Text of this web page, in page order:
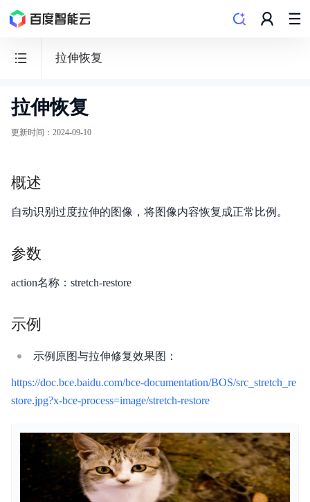
拉伸恢复
BOS
对
储
安全与合规
产品描述
产品定价
视频专区
控制台操作指南
拉伸恢复
更新时间 ： 2024-09-10
概述
自动识别过度拉伸的图像，将图像内容恢复成正常比例。
参数
action名称：stretch-restore
示例
示例原图与拉伸修复效果图：
https://doc.bce.baidu.com/bce-documentation/BOS/src_stretch_re
store.jpg?x-bce-process=image/stretch-restore